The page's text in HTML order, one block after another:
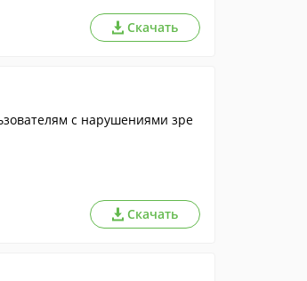
Скачать
с нарушениями зре
Скачать